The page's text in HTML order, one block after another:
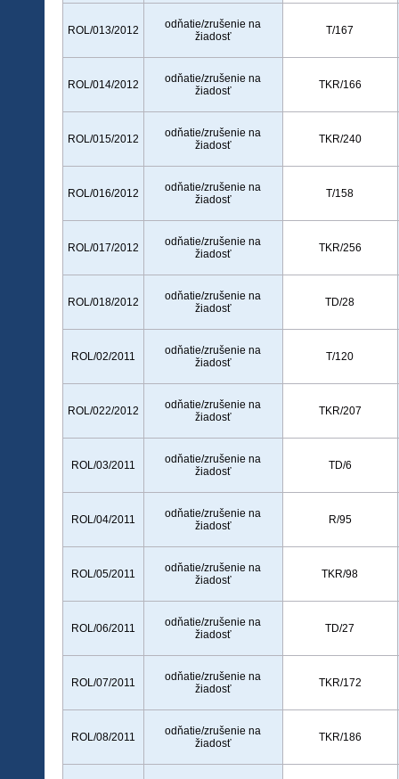
ROL/013/2012
odňatie/zrušenie na
žiadosť
T/167
ROL/014/2012
odňatie/zrušenie na
žiadosť
TKR/166
ROL/015/2012
odňatie/zrušenie na
žiadosť
TKR/240
ROL/016/2012
odňatie/zrušenie na
žiadosť
T/158
ROL/017/2012
odňatie/zrušenie na
žiadosť
TKR/256
ROL/018/2012
odňatie/zrušenie na
žiadosť
TD/28
ROL/02/2011
odňatie/zrušenie na
žiadosť
T/120
ROL/022/2012
odňatie/zrušenie na
žiadosť
TKR/207
ROL/03/2011
odňatie/zrušenie na
žiadosť
TD/6
ROL/04/2011
odňatie/zrušenie na
žiadosť
R/95
ROL/05/2011
odňatie/zrušenie na
žiadosť
TKR/98
ROL/06/2011
odňatie/zrušenie na
žiadosť
TD/27
ROL/07/2011
odňatie/zrušenie na
žiadosť
TKR/172
ROL/08/2011
odňatie/zrušenie na
žiadosť
TKR/186